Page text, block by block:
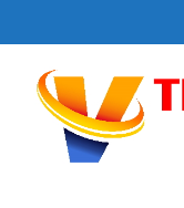
đến
dung